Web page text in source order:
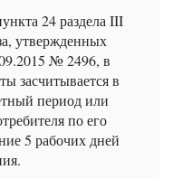
24 раздела III
утвержденных
№ 2496, в
засчитывается в
период или
по его
5 рабочих дней